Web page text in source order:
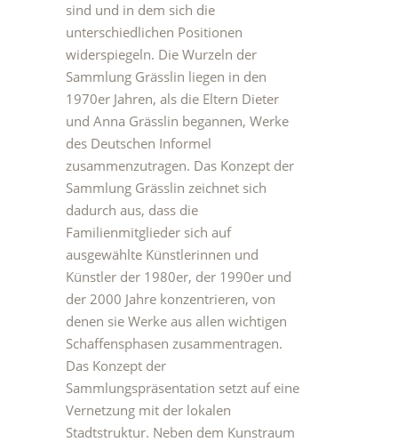
sind und in dem sich die
unterschiedlichen Positionen
widerspiegeln. Die Wurzeln der
Sammlung Grässlin liegen in den
1970er Jahren, als die Eltern Dieter
und Anna Grässlin begannen, Werke
des Deutschen Informel
zusammenzutragen. Das Konzept der
Sammlung Grässlin zeichnet sich
dadurch aus, dass die
Familienmitglieder sich auf
ausgewählte Künstlerinnen und
Künstler der 1980er, der 1990er und
der 2000 Jahre konzentrieren, von
denen sie Werke aus allen wichtigen
Schaffensphasen zusammentragen.
Das Konzept der
Sammlungspräsentation setzt auf eine
Vernetzung mit der lokalen
Stadtstruktur. Neben dem Kunstraum